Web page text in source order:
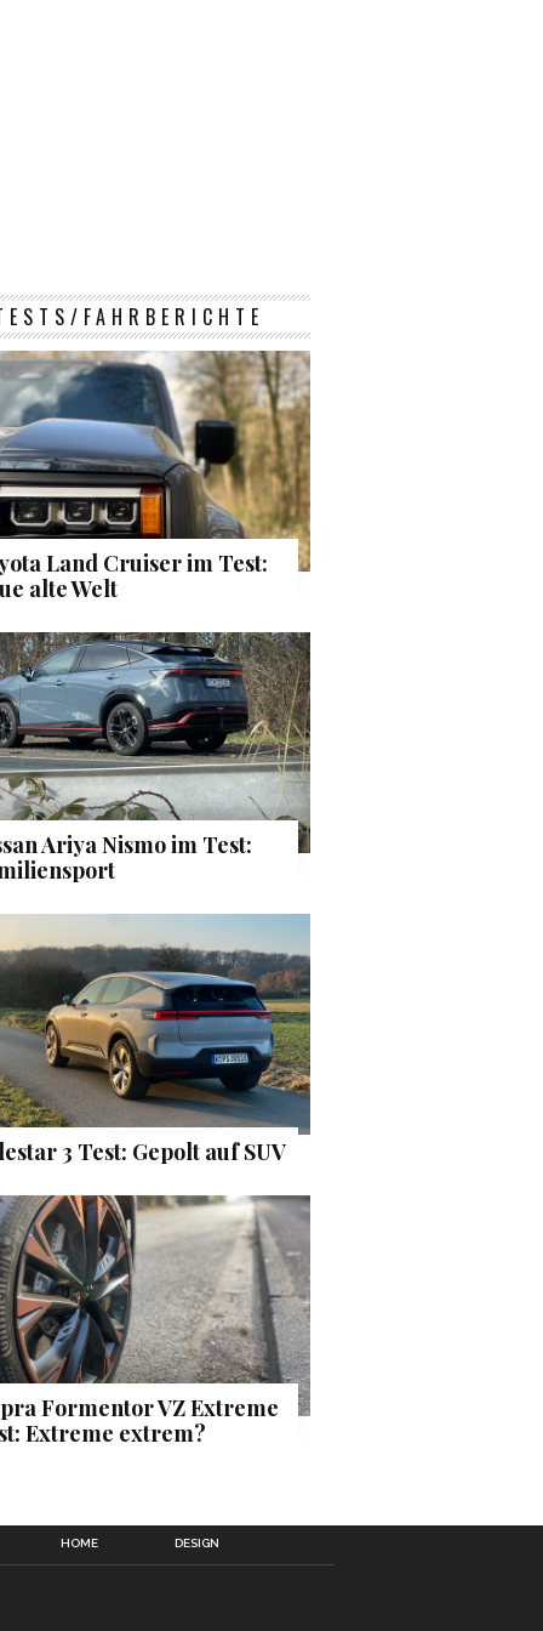
FAHRBERICHTE
Land Cruiser im Test:
alte Welt
Ariya Nismo im Test:
3 Test: Gepolt auf SUV
Formentor VZ Extreme
Extreme extrem?
HOME DESIGN